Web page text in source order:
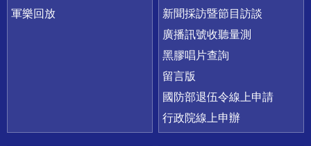
軍樂回放
新聞採訪暨節目訪談
廣播訊號收聽量測
黑膠唱片查詢
留言版
國防部退伍令線上申請
行政院線上申辦